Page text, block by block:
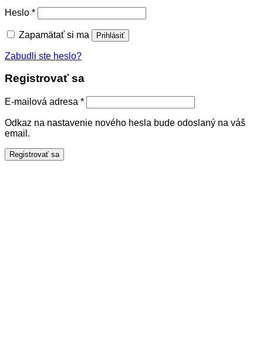
Heslo *Povinné
Zapamätať si ma Prihlásiť
Zabudli ste heslo?
Registrovať sa
E-mailová adresa *Povinné
Odkaz na nastavenie nového hesla bude odoslaný na váš
email.
Registrovať sa